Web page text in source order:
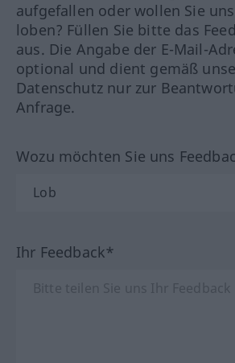
aufgefallen oder wollen Sie
loben? Füllen Sie bitte das
aus. Die Angabe der E-Mail-
optional und dient gemäß
Datenschutz nur zur
Anfrage.
Wozu möchten Sie uns
Ihr Feedback*